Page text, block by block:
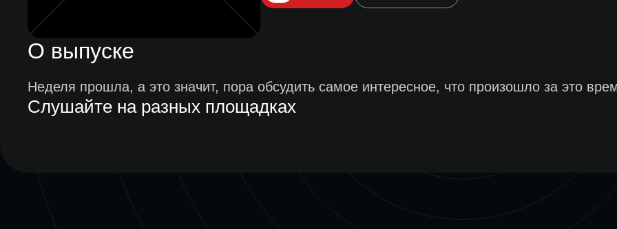
О выпуске
Неделя прошла, а это значит, пора обсудить самое интересное, что произошло за это
Слушайте на разных площадках